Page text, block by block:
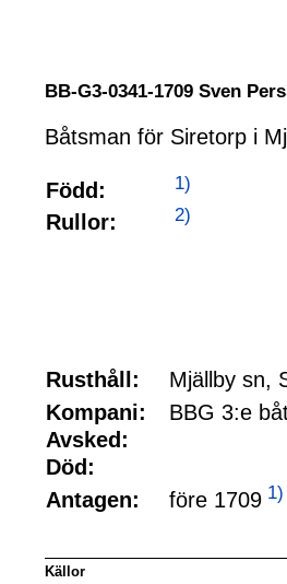
BB-G3-0341-1709 Sven
Båtsman för Siretorp i
Född: 1)
Rullor: 2)
Rusthåll: Mjällby sn,
Kompani: BBG 3:e
Avsked:
Död:
Antagen:
före 1709 1)
Källor